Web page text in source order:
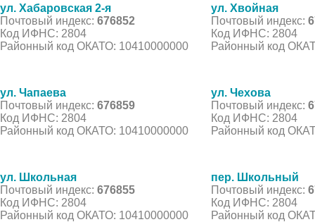
ул. Хабаровская 2-я
Почтовый индекс: 676852
Код ИФНС: 2804
Районный код ОКАТО: 10410000000
ул. Хвойная
Почтовый индекс:
Код ИФНС: 2804
Районный код
ул. Чапаева
Почтовый индекс: 676859
Код ИФНС: 2804
Районный код ОКАТО: 10410000000
ул. Чехова
Почтовый индекс:
Код ИФНС: 2804
Районный код
ул. Школьная
Почтовый индекс: 676855
Код ИФНС: 2804
Районный код ОКАТО: 10410000000
пер. Школьный
Почтовый индекс:
Код ИФНС: 2804
Районный код